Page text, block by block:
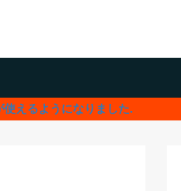
使えるようになりました.